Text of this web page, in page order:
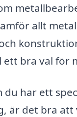
allt
ett bra val för
du har ett
är det bra att